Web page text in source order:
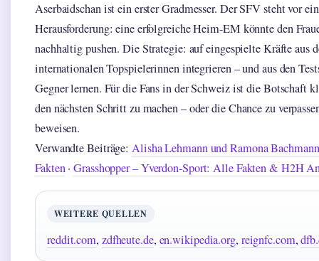
Aserbaidschan ist ein erster Gradmesser. Der SFV steht vor
Herausforderung: eine erfolgreiche Heim-EM könnte den
nachhaltig pushen. Die Strategie: auf eingespielte Kräfte aus
internationalen Topspielerinnen integrieren – und aus den
Gegner lernen. Für die Fans in der Schweiz ist die Botschaft
den nächsten Schritt zu machen – oder die Chance zu
beweisen.
Verwandte Beiträge:Alisha Lehmann und Ramona
Fakten·Grasshopper – Yverdon-Sport: Alle Fakten & H2H
WEITERE QUELLEN
reddit.com, zdfheute.de, en.wikipedia.org, reignfc.com,